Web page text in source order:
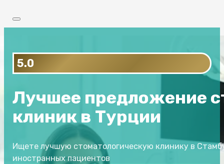
5.0
Лучшее предложение
клиник в Турции
Ищете лучшую стоматологическую клинику в
иностранных пациентов